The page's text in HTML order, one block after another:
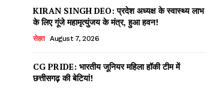
KIRAN SINGH DEO: प्रदेश अध्यक्ष के स्वास्थ्य लाभ
के लिए गूंजे महामृत्युंजय के मंत्र, हुआ हवन!
सेहत August 7, 2026
CG PRIDE: भारतीय जूनियर महिला हॉकी टीम में
छत्तीसगढ़ की बेटियां!